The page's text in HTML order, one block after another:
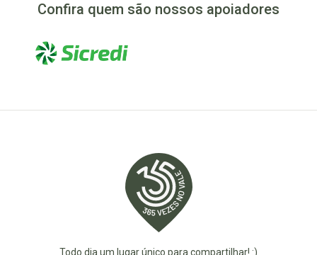
Confira quem são nossos apoiadores
Todo dia um lugar único para compartilhar! :)